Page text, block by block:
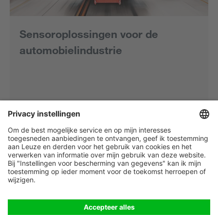
Sensoroplossingen voor de
automobielindustrie
Lees meer